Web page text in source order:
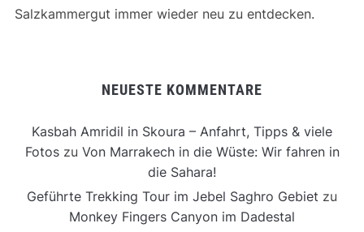
Salzkammergut immer wieder neu zu entdecken.
NEUESTE KOMMENTARE
Kasbah Amridil in Skoura – Anfahrt, Tipps & viele
Fotoszu Von Marrakech in die Wüste: Wir fahren in
die Sahara!
Geführte Trekking Tour im Jebel Saghro Gebiet zu
Monkey Fingers Canyon im Dadestal